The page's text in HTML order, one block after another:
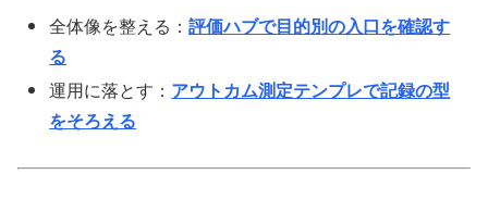
全体像を整える：評価ハブで目的別の入口を確認す
る
運用に落とす： アウトカム測定テンプレで記録の型
をそろえる